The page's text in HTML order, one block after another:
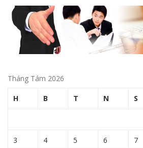
Tháng Tám 2026
H B T N S
3 4 5 6 7